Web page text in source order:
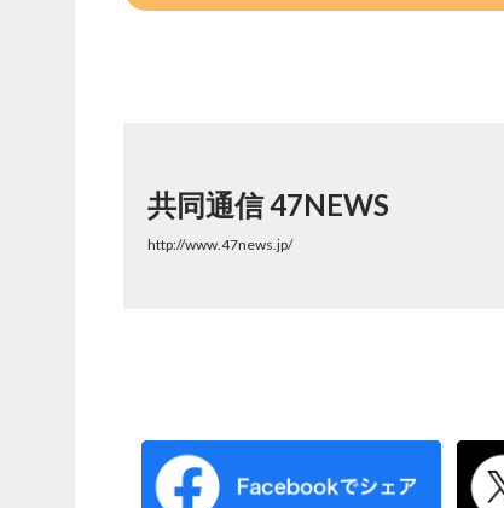
共同通信 47NEWS
http://www.47news.jp/